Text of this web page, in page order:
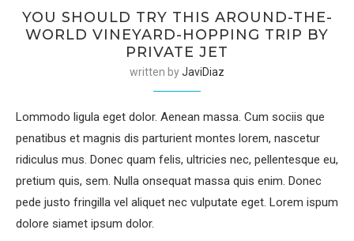
YOU SHOULD TRY THIS AROUND-THE-
WORLD VINEYARD-HOPPING TRIP BY
PRIVATE JET
written byJaviDiaz
Lommodo ligula eget dolor. Aenean massa. Cum sociis que
penatibus et magnis dis parturient montes lorem, nascetur
ridiculus mus. Donec quam felis, ultricies nec, pellentesque eu,
pretium quis, sem. Nulla onsequat massa quis enim. Donec
pede justo fringilla vel aliquet nec vulputate eget. Lorem ispum
dolore siamet ipsum dolor.